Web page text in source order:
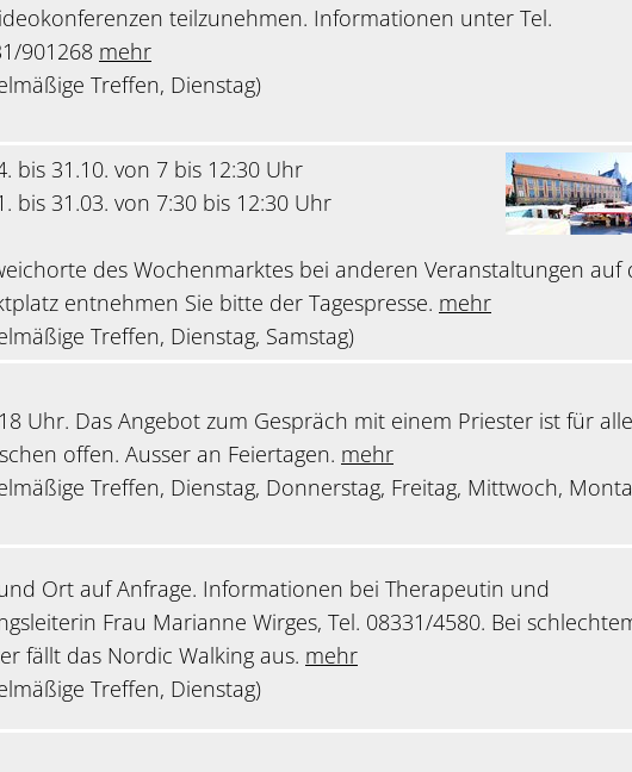
teilzunehmen. Informationen unter Tel.
901268 mehr
Treffen, Dienstag)
bis 31.10. von 7 bis 12:30 Uhr
bis 31.03. von 7:30 bis 12:30 Uhr
des Wochenmarktes bei anderen Veranstaltungen auf
entnehmen Sie bitte der Tagespresse. mehr
Treffen, Dienstag, Samstag)
Uhr. Das Angebot zum Gespräch mit einem Priester ist für alle
offen. Ausser an Feiertagen. mehr
Treffen, Dienstag, Donnerstag, Freitag, Mittwoch,
Ort auf Anfrage. Informationen bei Therapeutin und
Frau Marianne Wirges, Tel. 08331/4580. Bei
fällt das Nordic Walking aus. mehr
Treffen, Dienstag)